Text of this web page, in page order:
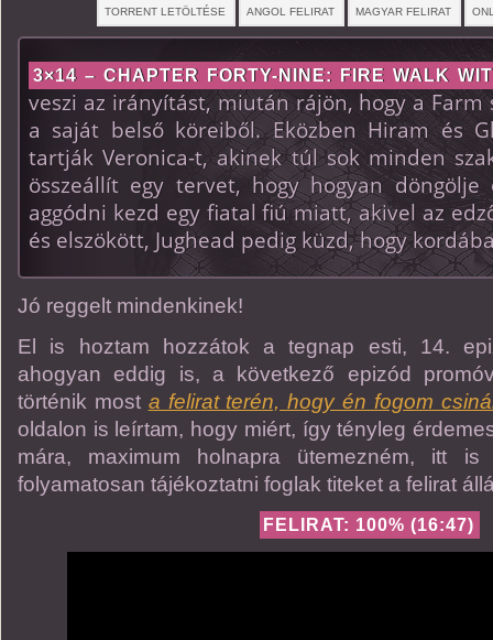
TORRENT LETÖLTÉSE ANGOL FELIRAT MAGYAR FELIRAT
3×14 – CHAPTER FORTY-NINE: FIRE WALK
veszi az irányítást, miután rájön, hogy a
a saját belső köreiből. Eközben Hiram és
tartják Veronica-t, akinek túl sok minden
összeállít egy tervet, hogy hogyan
aggódni kezd egy fiatal fiú miatt, akivel az
és elszökött, Jughead pedig küzd, hogy
Jó reggelt mindenkinek!
El is hoztam hozzátok a tegnap esti, 14.
ahogyan eddig is, a következő epizód
történik most a felirat terén, hogy én fogom
oldalon is leírtam, hogy miért, így tényleg
mára, maximum holnapra ütemezném, itt
folyamatosan tájékoztatni foglak titeket a felirat
FELIRAT: 100% (16:47)